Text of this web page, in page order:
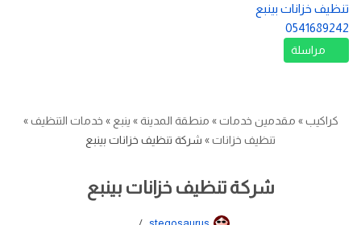
تنظيف خزانات بينبع
0541689242
مراسلة
كراكيب» مقدمين خدمات» منطقة المدينة» ينبع » خدمات التنظيف»
تنظيف خزانات» شركة تنظيف خزانات بينبع
شركة تنظيف خزانات بينبع